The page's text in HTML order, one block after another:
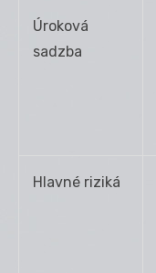
Úroková
sadzba
Hlavné riziká